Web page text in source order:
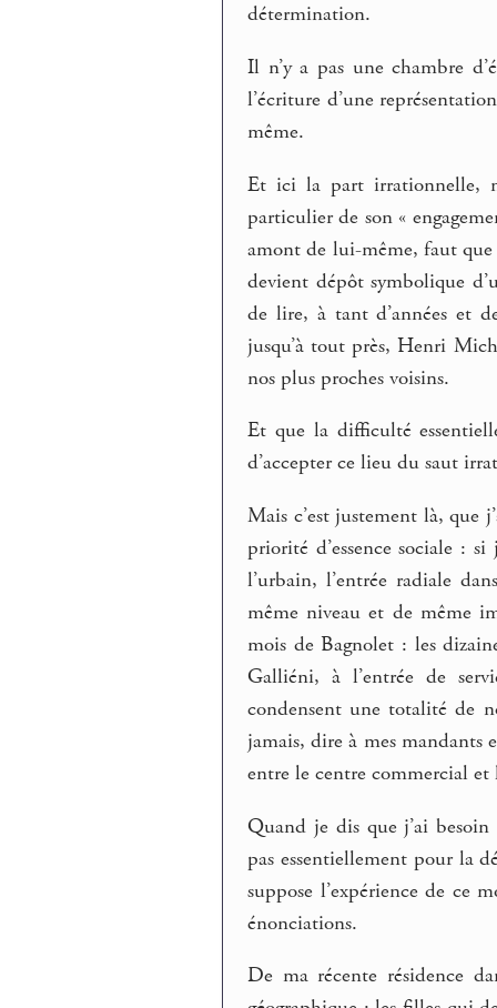
détermination.
Il n’y a pas une chambre
l’écriture d’une
même.
Et ici la part irrationnelle,
particulier de son «
amont de lui-même, faut que
devient dépôt symbolique
de lire, à tant d’années et
jusqu’à tout près, Henri
nos plus proches voisins.
Et que la difficulté
d’accepter ce lieu du saut
Mais c’est justement là, que
priorité d’essence sociale :
l’urbain, l’entrée radiale
même niveau et de même
mois de Bagnolet : les
Galliéni, à l’entrée de
condensent une totalité de
jamais, dire à mes mandants
entre le centre commercial
Quand je dis que j’ai besoin
pas essentiellement pour la
suppose l’expérience de ce
énonciations.
De ma récente résidence